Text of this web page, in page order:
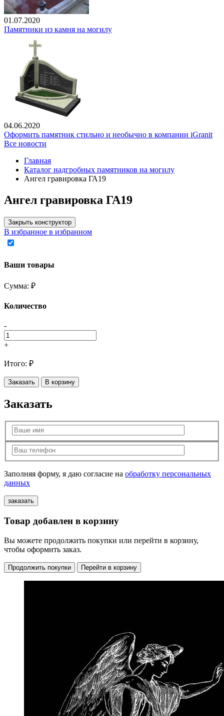
01.07.2020
Памятники из камня на могилу
04.06.2020
Оформить памятник стильно и необычно в компании iGranit
Все новости
Главная
Каталог надгробных памятников на могилу
Ангел гравировка ГА19
Ангел гравировка ГА19
Закрыть конструктор
В избранное в избранном
Ваши товары
Сумма: ₽
Количество
-
+
Итого: ₽
Заказать В корзину
Заказать
Заполняя форму, я даю согласие на обработку персональных
данных
Товар добавлен в корзину
Вы можете продолжить покупки или перейти в корзину,
чтобы оформить заказ.
Продолжить покупки Перейти в корзину